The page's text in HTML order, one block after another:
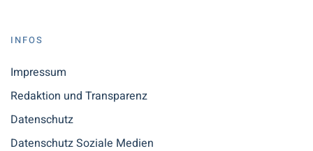
INFOS
Impressum
Redaktion und Transparenz
Datenschutz
Datenschutz Soziale Medien